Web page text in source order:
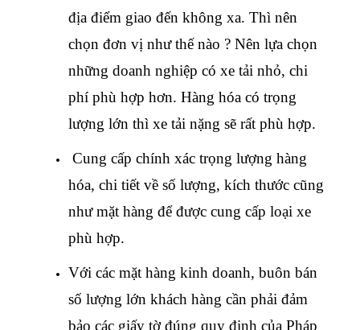
địa điểm giao đến không xa. Thì nên
chọn đơn vị như thế nào ? Nên lựa chọn
những doanh nghiệp có xe tải nhỏ, chi
phí phù hợp hơn. Hàng hóa có trọng
lượng lớn thì xe tải nặng sẽ rất phù hợp.
Cung cấp chính xác trọng lượng hàng
hóa, chi tiết về số lượng, kích thước cũng
như mặt hàng để được cung cấp loại xe
phù hợp.
Với các mặt hàng kinh doanh, buôn bán
số lượng lớn khách hàng cần phải đảm
bảo các giấy tờ đúng quy định của Pháp